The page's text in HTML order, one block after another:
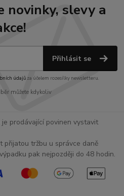
novinky, slevy a
Přihlásit se
údajůza účelem rozesílky newsletteru.
můžete kdykoliv
prodávající povinen vystavit
přijatou tržbu u správce daně
pak nejpozději do 48 hodin.